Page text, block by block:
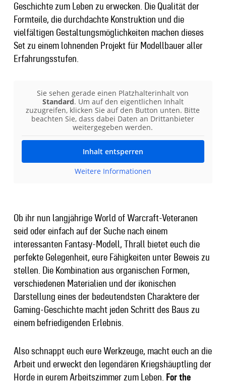
Geschichte zum Leben zu erwecken. Die Qualität der
Formteile, die durchdachte Konstruktion und die
vielfältigen Gestaltungsmöglichkeiten machen dieses
Set zu einem lohnenden Projekt für Modellbauer aller
Erfahrungsstufen.
Sie sehen gerade einen Platzhalterinhalt von
Standard. Um auf den eigentlichen Inhalt
zuzugreifen, klicken Sie auf den Button unten. Bitte
beachten Sie, dass dabei Daten an Drittanbieter
weitergegeben werden.
Inhalt entsperren
Weitere Informationen
Ob ihr nun langjährige World of Warcraft-Veteranen
seid oder einfach auf der Suche nach einem
interessanten Fantasy-Modell, Thrall bietet euch die
perfekte Gelegenheit, eure Fähigkeiten unter Beweis zu
stellen. Die Kombination aus organischen Formen,
verschiedenen Materialien und der ikonischen
Darstellung eines der bedeutendsten Charaktere der
Gaming-Geschichte macht jeden Schritt des Baus zu
einem befriedigenden Erlebnis.
Also schnappt euch eure Werkzeuge, macht euch an die
Arbeit und erweckt den legendären Kriegshäuptling der
Horde in eurem Arbeitszimmer zum Leben. For the